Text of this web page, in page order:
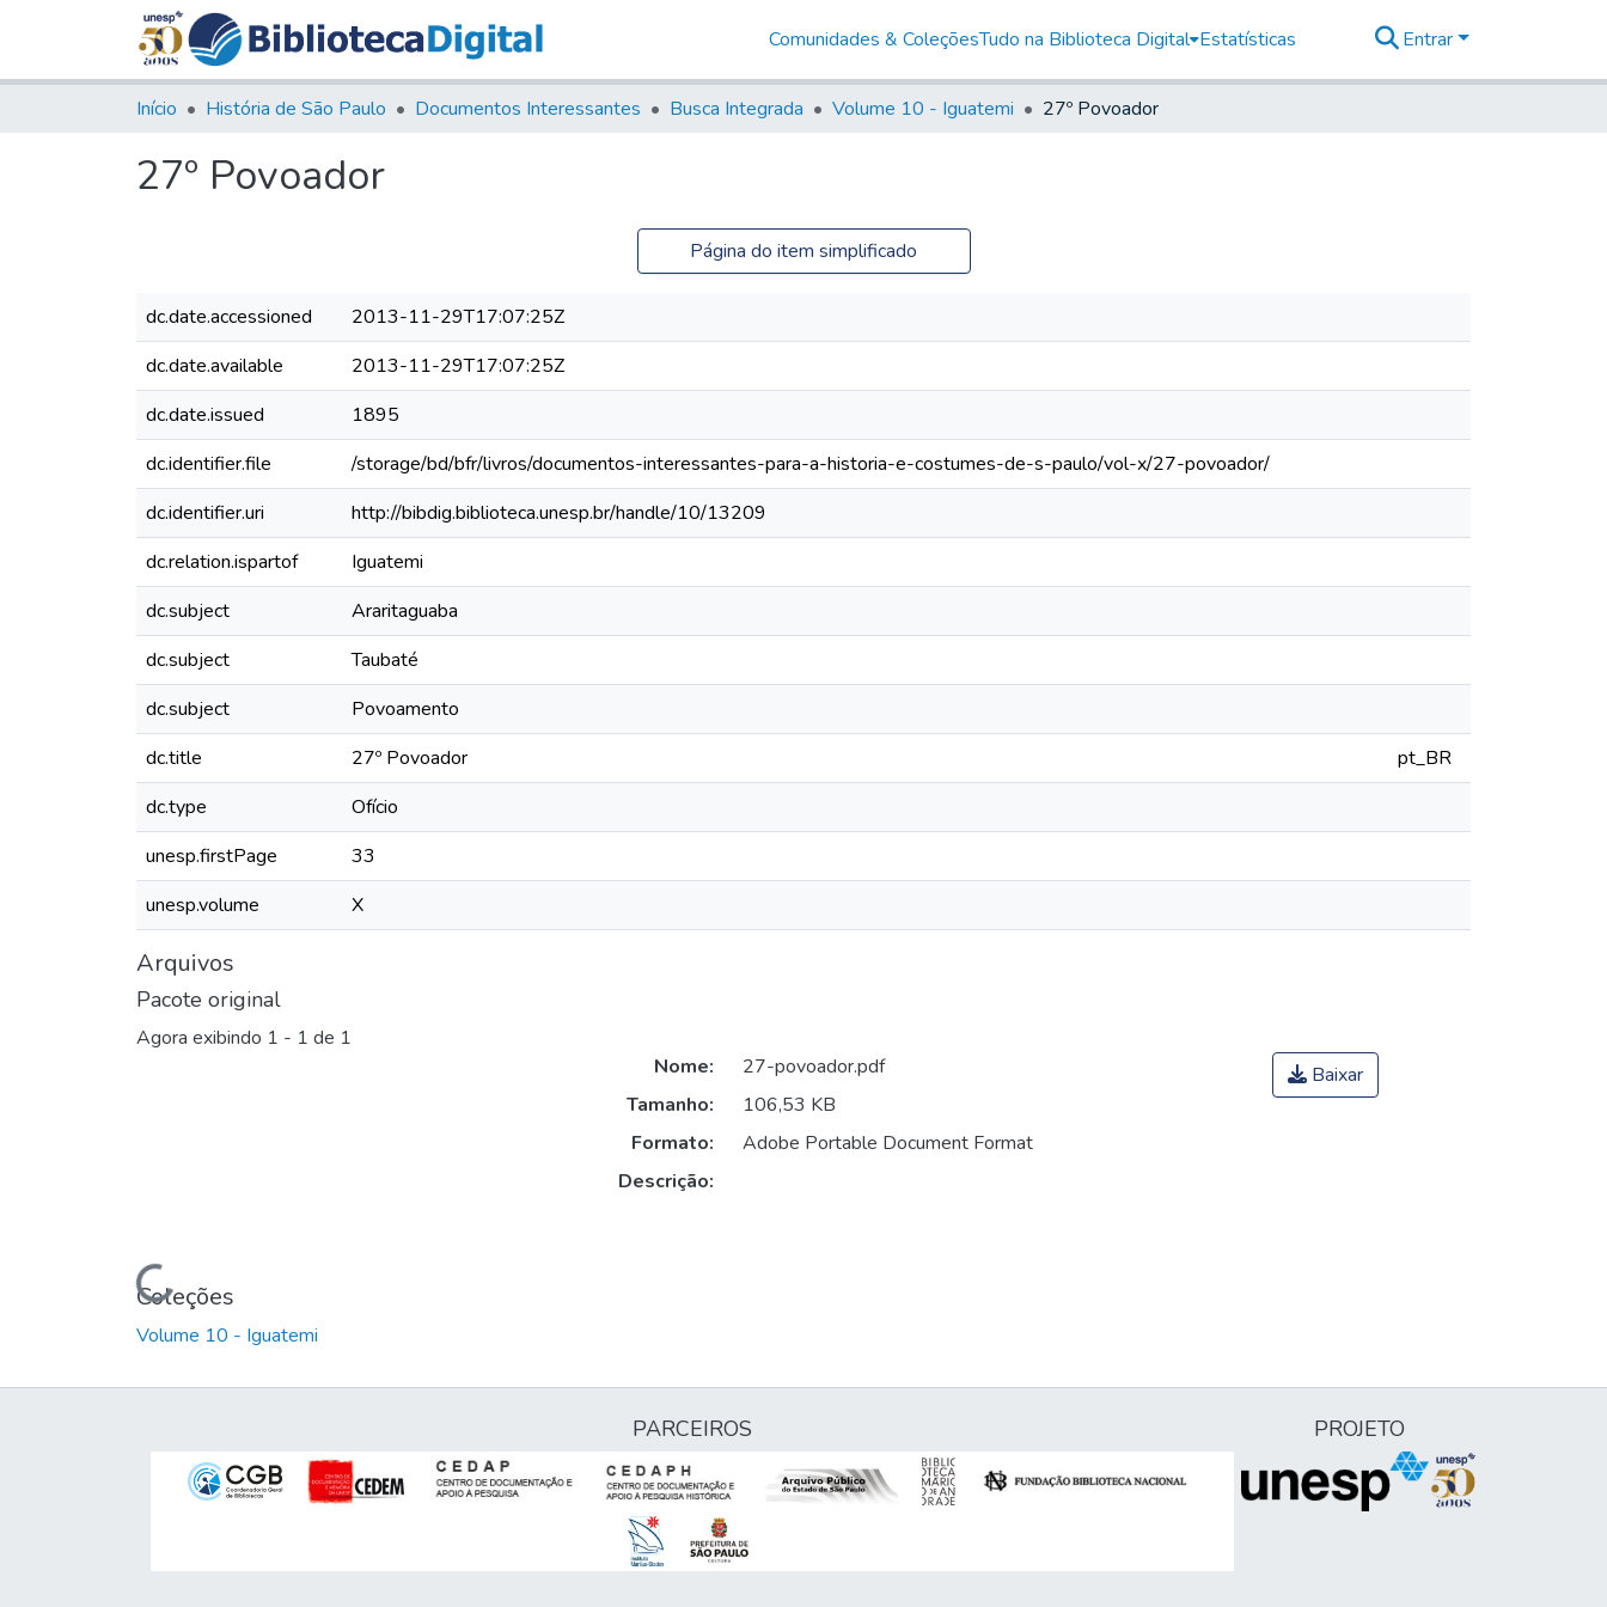
Comunidades & ColeçõesTudo na Biblioteca Digital Estatísticas Entrar
Início História de São Paulo Documentos Interessantes Busca Integrada Volume 10 - Iguatemi 27º Povoador
27º Povoador
Página do item simplificado
dc.date.accessioned
2013-11-29T17:07:25Z
dc.date.available
2013-11-29T17:07:25Z
dc.date.issued
1895
dc.identifier.file
/storage/bd/bfr/livros/documentos-interessantes-para-a-historia-e-costumes-de-s-paulo/vol-x/27-povoador/
dc.identifier.uri
http://bibdig.biblioteca.unesp.br/handle/10/13209
dc.relation.ispartof
Iguatemi
dc.subject
Araritaguaba
dc.subject
Taubaté
dc.subject
Povoamento
dc.title
27º Povoador
pt_BR
dc.type
Ofício
unesp.firstPage
33
unesp.volume
X
Arquivos
Pacote original
Agora exibindo 1 - 1 de 1
Carregando...
Nome:
27-povoador.pdf
Tamanho:
106,53 KB
Formato:
Adobe Portable Document Format
Descrição:
Baixar
Coleções
Volume 10 - Iguatemi
PARCEIROS PROJETO